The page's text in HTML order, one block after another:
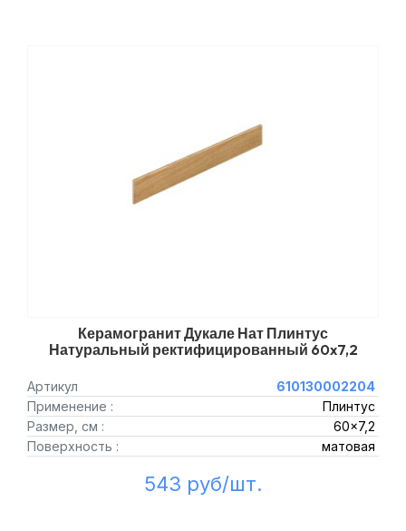
Керамогранит Дукале Нат Плинтус
Натуральный ректифицированный 60x7,2
Артикул
610130002204
Применение :
Плинтус
Размер, см :
60x7,2
Поверхность :
матовая
543 руб/шт.